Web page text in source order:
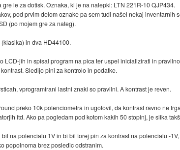
le za dotisk. Oznaka, ki je na nalepki: LTN 221R-10 QJP434.
pod prvim delom oznake pa sem tudi našel nekaj
(po mojem gre za nateg).
in dva HD44100.
LCD-jih in spisal program na pica ter uspel inicializirati in
Sledijo pini za kontrolo in podatke.
vprogramirani lastni znaki so pravilni. A kontrast je reven.
preko 10k potenciometra in ugotovil, da kontrast ravno ne
itd. Ako pa pogledam pod kotom kakih 50 stopinj, je slika
na potencialu 1V in bi bil torej pin za kontrast na potencialu -
popolnoma brez posledic odstranim.